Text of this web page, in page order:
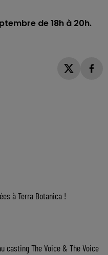
de 18h à 20h.
à Terra Botanica !
casting The Voice & The Voice